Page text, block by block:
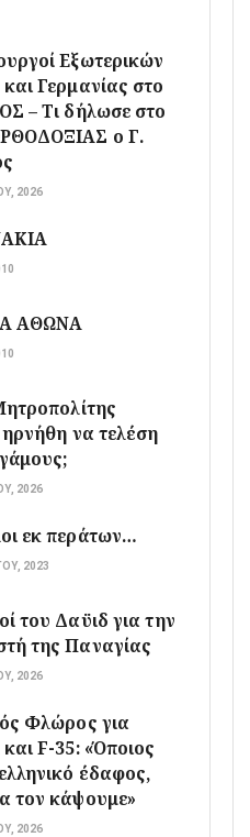
Εξωτερικών
Γερμανίας στο
– Τι δήλωσε στο
ο Γ.
2026
ΑΘΩΝΑ
να τελέση
2026
εκ περάτων…
2023
του Δαϋιδ για την
της Παναγίας
2026
Φλώρος για
F-35: «Όποιος
έδαφος,
τον κάψουμε»
2026